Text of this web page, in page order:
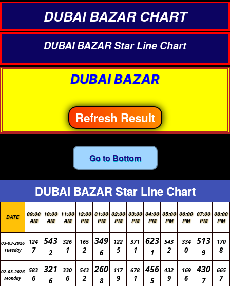
DUBAI BAZAR CHART
DUBAI BAZAR Star Line Chart
DUBAI BAZAR
Refresh Result
Go to Bottom
DUBAI BAZAR Star Line Chart
DATE
09:00
AM
10:00
AM
11:00
AM
12:00
PM
01:00
PM
02:00
PM
03:00
PM
04:00
PM
05:00
PM
06:00
PM
07:00
PM
08:00
PM
03-03-2026
Tuesday
124
7
543
2
326
1
165
2
349
6
122
5
371
1
623
1
543
2
334
0
513
9
170
8
02-03-2026
Monday
583
6
321
6
330
6
543
2
260
8
117
9
678
1
456
5
432
9
169
6
430
7
665
7